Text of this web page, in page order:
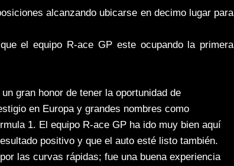
alcanzando ubicarse en decimo lugar para
el equipo R-ace GP este ocupando la primera
gran honor de tener la oportunidad de
en Europa y grandes nombres como
1. El equipo R-ace GP ha ido muy bien aquí
positivo y que el auto esté listo también.
las curvas rápidas; fue una buena experiencia